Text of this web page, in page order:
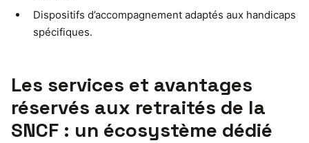
Dispositifs d’accompagnement adaptés aux handicaps
spécifiques.
Les services et avantages
réservés aux retraités de la
SNCF : un écosystème dédié